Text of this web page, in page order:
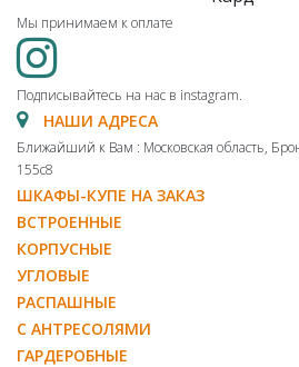
Мы принимаем к оплате
Подписывайтесь на нас в instagram.
НАШИ АДРЕСА
Ближайший к Вам : Московская область,
155с8
ШКАФЫ-КУПЕ НА ЗАКАЗ
ВСТРОЕННЫЕ
КОРПУСНЫЕ
УГЛОВЫЕ
РАСПАШНЫЕ
С АНТРЕСОЛЯМИ
ГАРДЕРОБНЫЕ